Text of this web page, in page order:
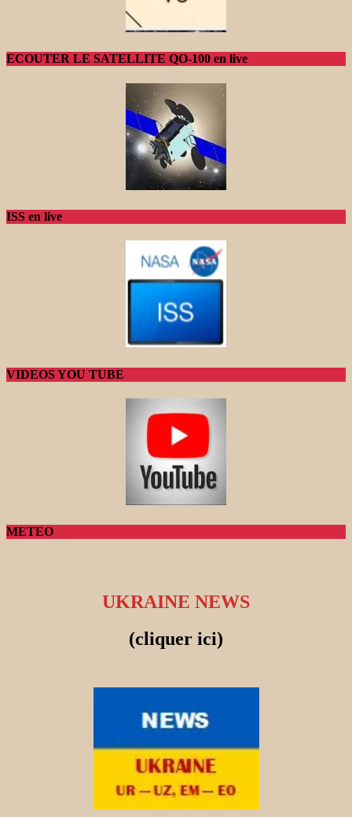
ECOUTER LE SATELLITE QO-100 en live
ISS en live
VIDEOS YOU TUBE
METEO
UKRAINE NEWS
(cliquer ici)